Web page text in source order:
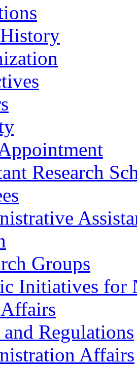
Research
Groups
Initiatives for
and Regulations
Affairs